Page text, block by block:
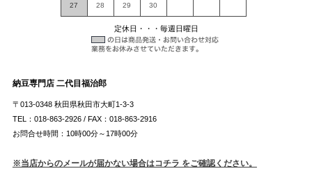
27 28 29 30
定休日・・・毎週日曜日
納豆専門店 二代目福治郎
〒013-0348 秋田県秋田市大町1-3-3
TEL：018-863-2926 / FAX：018-863-2916
お問合せ時間：10時00分～17時00分
※当店からのメールが届かない場合はコチラ をご確認ください。